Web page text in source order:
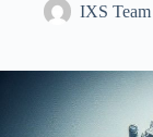
IXS Team